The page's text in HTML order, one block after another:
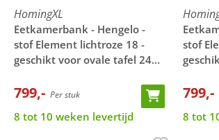
HomingXL
Eetkamerbank - Hengelo -
stof Element lichtroze 18 -
geschikt voor ovale tafel 240
799,- Per stuk
8 tot 10 weken levertijd
stof
799,-
8 tot